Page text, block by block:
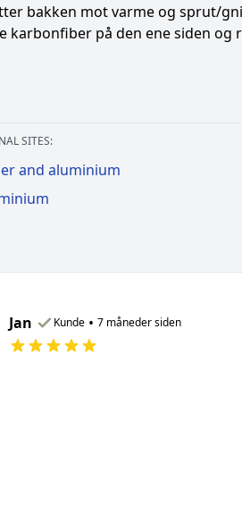
bakken mot varme og sprut/
karbonfiber på den ene siden
SITES:
and aluminium
Jan Kunde • 7 måneder siden